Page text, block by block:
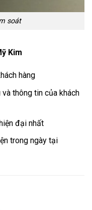
soát
Kim
hàng
thông tin của khách
đại nhất
trong ngày tại